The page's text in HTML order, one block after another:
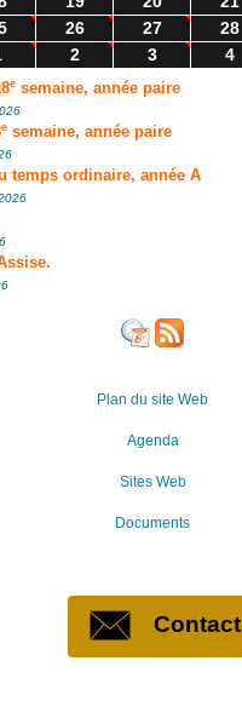
26 27 28
2 3 4
e semaine, année paire
e semaine, année paire
temps ordinaire, année A
Plan du site Web
Agenda
Sites Web
Documents
Contact